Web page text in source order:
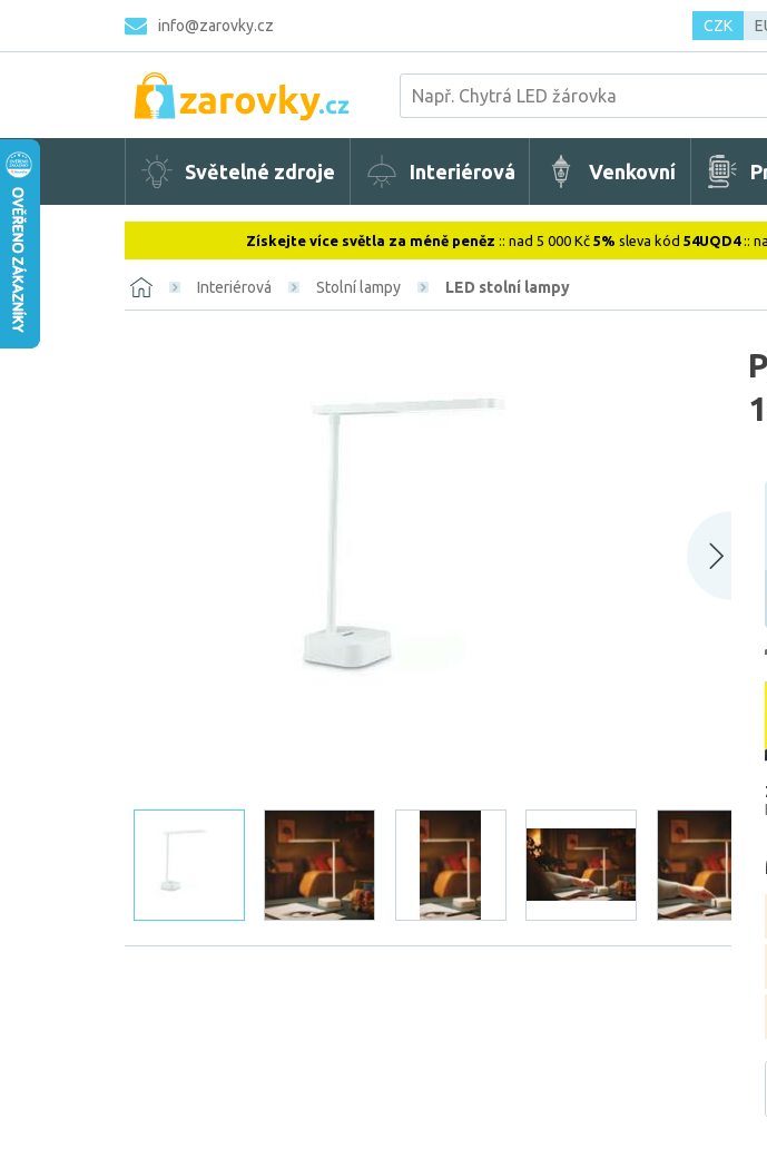
info@zarovky.cz CZK
Světelné zdroje Interiérová Venkovní
Získejte více světla za méně peněz :: nad 5 000 Kč 5% sleva kód 54UQD4::
Interiérová Stolní lampy LED stolní lampy